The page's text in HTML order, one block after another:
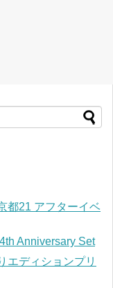
都21 アフターイベ
Anniversary Set
エディションプリ